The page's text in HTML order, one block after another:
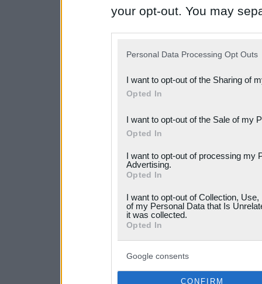
your opt-out. You may
Downstream Participants
third parties.
Please note that this
services and may gather
not limited to your visit or
your data for below
consent section.
Personal Data Processing Opt Outs
I want to opt-out of the Sharing of
Opted In
I want to opt-out of the Sale of my
Opted In
I want to opt-out of processing my
Advertising.
Opted In
I want to opt-out of Collection,
of my Personal Data that Is
it was collected.
Opted In
Google consents
CONFIRM